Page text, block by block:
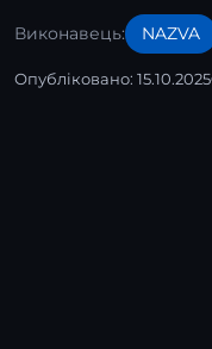
Виконавець: NAZVA
Опубліковано: 15.10.2025